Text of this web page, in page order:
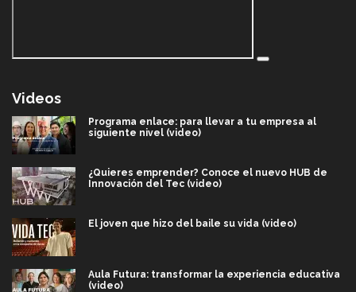
Videos
Programa enlace: para llevar a tu empresa al
siguiente nivel (video)
¿Quieres emprender? Conoce el nuevo HUB de
Innovación del Tec (video)
El joven que hizo del baile su vida (video)
Aula Futura: transformar la experiencia educativa
(video)